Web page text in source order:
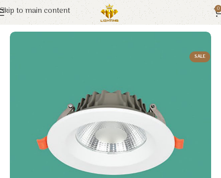
Skip to main content 0
Trang chủ Euroto Đèn LED
SALE